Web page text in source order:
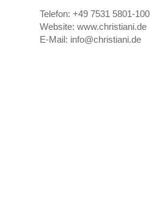
Telefon: +49 7531 5801-100
Website: www.christiani.de
E-Mail: info@christiani.de